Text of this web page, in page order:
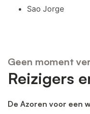
Sao Jorge
Geen moment
Reizigers
De Azoren voor een